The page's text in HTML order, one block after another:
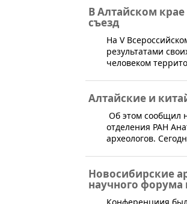
В Алтайском крае
съезд
​На V
результатами
человеком
Алтайские и
Об этом сообщил
отделения РАН
археологов.
Новосибирские
научного форума